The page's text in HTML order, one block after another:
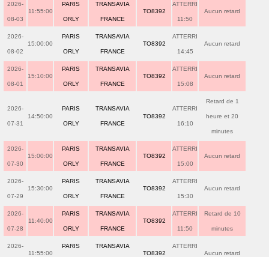
2026-
08-03
11:55:00
PARIS
ORLY
TRANSAVIA
FRANCE
TO8392
ATTERRI
11:50
Aucun retard
2026-
08-02
15:00:00
PARIS
ORLY
TRANSAVIA
FRANCE
TO8392
ATTERRI
14:45
Aucun retard
2026-
08-01
15:10:00
PARIS
ORLY
TRANSAVIA
FRANCE
TO8392
ATTERRI
15:08
Aucun retard
2026-
07-31
14:50:00
PARIS
ORLY
TRANSAVIA
FRANCE
TO8392
ATTERRI
16:10
Retard de 1
heure et 20
minutes
2026-
07-30
15:00:00
PARIS
ORLY
TRANSAVIA
FRANCE
TO8392
ATTERRI
15:00
Aucun retard
2026-
07-29
15:30:00
PARIS
ORLY
TRANSAVIA
FRANCE
TO8392
ATTERRI
15:30
Aucun retard
2026-
07-28
11:40:00
PARIS
ORLY
TRANSAVIA
FRANCE
TO8392
ATTERRI
11:50
Retard de 10
minutes
2026-
11:55:00
PARIS TRANSAVIA
TO8392
ATTERRI
Aucun retard